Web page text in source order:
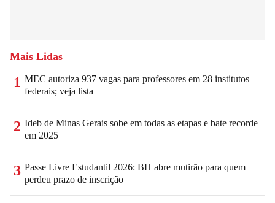
Mais Lidas
1 MEC autoriza 937 vagas para professores em 28 institutos
federais; veja lista
2 Ideb de Minas Gerais sobe em todas as etapas e bate recorde
em 2025
3 Passe Livre Estudantil 2026: BH abre mutirão para quem
perdeu prazo de inscrição